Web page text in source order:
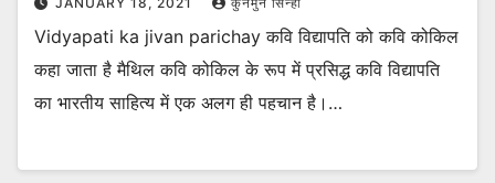
Vidyapati ka jivan parichay कवि विद्यापति को कवि कोकिल
कहा जाता है मैथिल कवि कोकिल के रूप में प्रसिद्ध कवि विद्यापति
का भारतीय साहित्य में एक अलग ही पहचान है।…